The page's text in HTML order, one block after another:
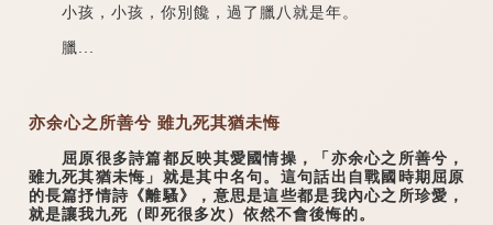
小孩，小孩，你別饞，過了臘八就是年。
臘...
亦余心之所善兮 雖九死其猶未悔
屈原很多詩篇都反映其愛國情操，「亦余心之所善兮，
雖九死其猶未悔」就是其中名句。這句話出自戰國時期屈原
的長篇抒情詩《離騷》，意思是這些都是我內心之所珍愛，
就是讓我九死（即死很多次）依然不會後悔的。